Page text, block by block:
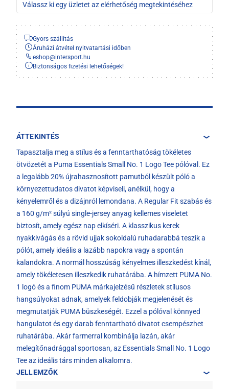
Válassz ki egy üzletet az elérhetőség megtekintéséhez
Gyors szállítás
Áruházi átvétel nyitvatartási időben
eshop@intersport.hu
Biztonságos fizetési lehetőségek!
ÁTTEKINTÉS
Tapasztalja meg a stílus és a fenntarthatóság tökéletes
ötvözetét a Puma Essentials Small No. 1 Logo Tee pólóval. Ez
a legalább 20% újrahasznosított pamutból készült póló a
környezettudatos divatot képviseli, anélkül, hogy a
kényelemről és a dizájnról lemondana. A Regular Fit szabás és
a 160 g/m² súlyú single-jersey anyag kellemes viseletet
biztosít, amely egész nap elkíséri. A klasszikus kerek
nyakkivágás és a rövid ujjak sokoldalú ruhadarabbá teszik a
pólót, amely ideális a lazább napokra vagy a spontán
kalandokra. A normál hosszúság kényelmes illeszkedést kínál,
amely tökéletesen illeszkedik ruhatárába. A hímzett PUMA No.
1 logó és a finom PUMA márkajelzésű részletek stílusos
hangsúlyokat adnak, amelyek feldobják megjelenését és
megmutatják PUMA büszkeségét. Ezzel a pólóval könnyed
hangulatot és egy darab fenntartható divatot csempészhet
ruhatárába. Akár farmerral kombinálja lazán, akár
melegítőnadrággal sportosan, az Essentials Small No. 1 Logo
Tee az ideális társ minden alkalomra.
JELLEMZŐK